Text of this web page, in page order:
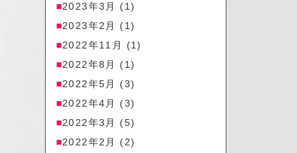
2023年3月
(1)
2023年2月
(1)
2022年11月
(1)
2022年8月
(1)
2022年5月
(3)
2022年4月
(3)
2022年3月
(5)
2022年2月
(2)